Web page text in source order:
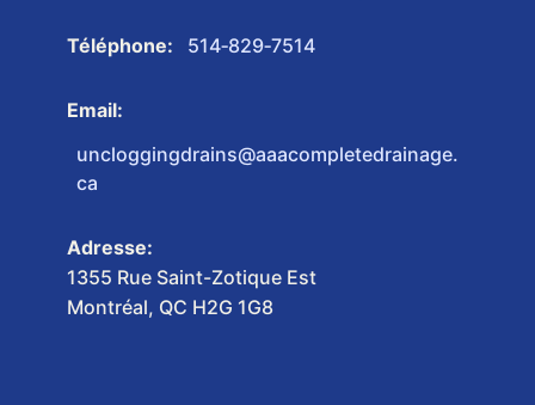
Téléphone: 514‑829‑7514
Email:
uncloggingdrains@aaacompletedrainage.
ca
Adresse:
1355 Rue Saint-Zotique Est
Montréal, QC H2G 1G8